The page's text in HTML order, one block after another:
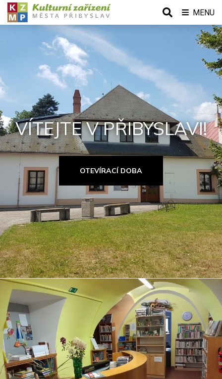
VÍTEJTE V PŘIBYSLAVI!
OTEVÍRACÍ DOBA
MENU